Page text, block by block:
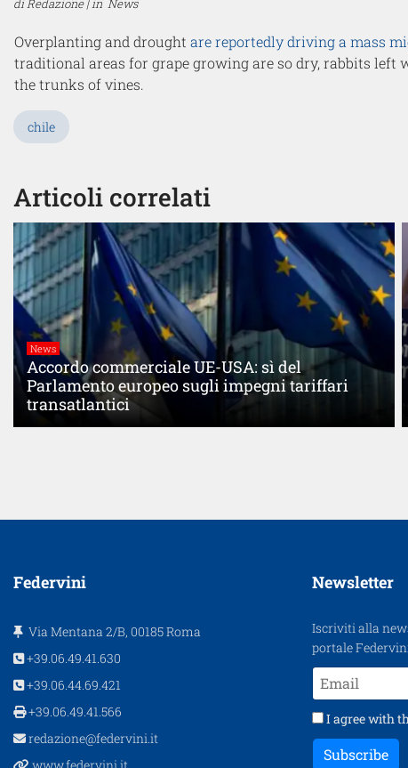
Overplanting and drought are reportedly driving a mass
traditional areas for grape growing are so dry, rabbits left
the trunks of vines.
chile
Articoli correlati
News
Accordo commerciale UE-USA: sì del
Parlamento europeo sugli impegni tariffari
transatlantici
Federvini
Via Mentana 2/B, 00185 Roma
+39.06.49.41.630
+39.06.44.69.421
+39.06.49.41.566
redazione@federvini.it
www.federvini.it
Newsletter
Iscriviti alla
portale
I agree with
Subscribe